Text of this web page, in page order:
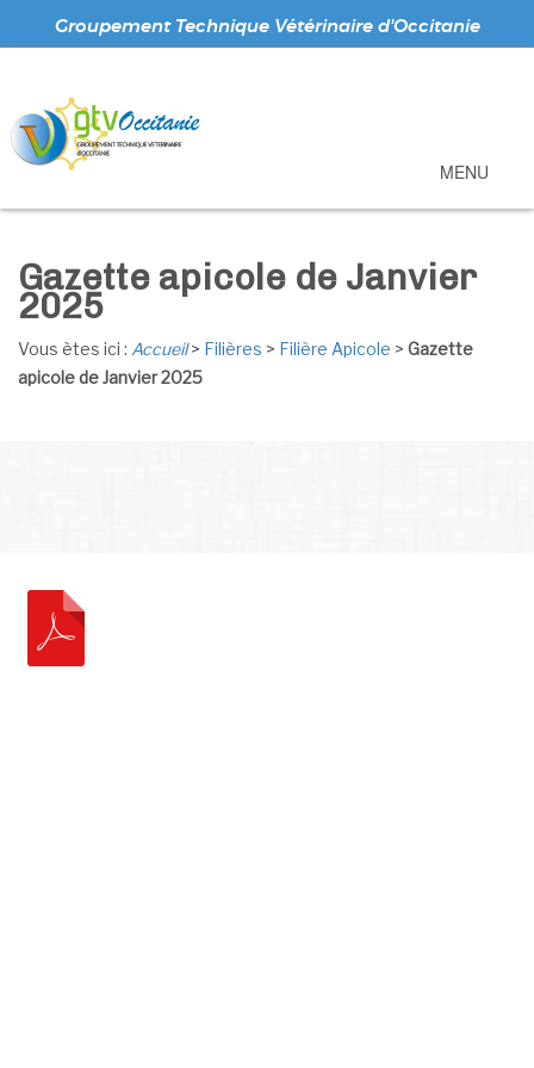
Groupement Technique Vétérinaire d'Occitanie
MENU
Gazette apicole de Janvier
2025
Vous ètes ici : Accueil> Filières > Filière Apicole > Gazette
apicole de Janvier 2025